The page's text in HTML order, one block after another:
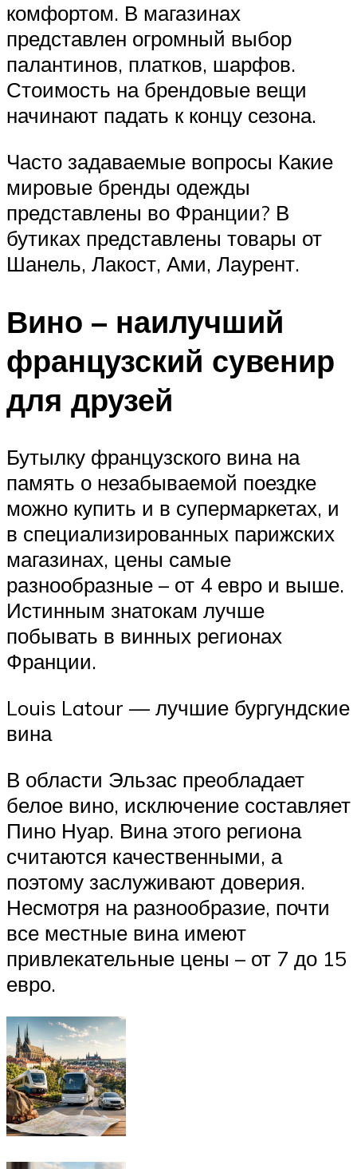
комфортом. В магазинах
представлен огромный выбор
палантинов, платков, шарфов.
Стоимость на брендовые вещи
начинают падать к концу сезона.
Часто задаваемые вопросы Какие
мировые бренды одежды
представлены во Франции? В
бутиках представлены товары от
Шанель, Лакост, Ами, Лаурент.
Вино – наилучший
французский сувенир
для друзей
Бутылку французского вина на
память о незабываемой поездке
можно купить и в супермаркетах, и
в специализированных парижских
магазинах, цены самые
разнообразные – от 4 евро и выше.
Истинным знатокам лучше
побывать в винных регионах
Франции.
Louis Latour — лучшие бургундские
вина
В области Эльзас преобладает
белое вино, исключение составляет
Пино Нуар. Вина этого региона
считаются качественными, а
поэтому заслуживают доверия.
Несмотря на разнообразие, почти
все местные вина имеют
привлекательные цены – от 7 до 15
евро.